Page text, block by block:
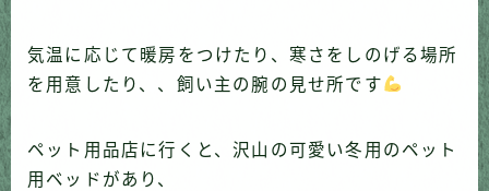
気温に応じて暖房をつけたり、寒さをしのげる場所
を用意したり、、飼い主の腕の見せ所です
ペット用品店に行くと、沢山の可愛い冬用のペット
用ベッドがあり、